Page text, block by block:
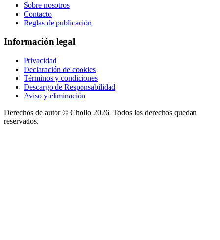
Sobre nosotros
Contacto
Reglas de publicación
Información legal
Privacidad
Declaración de cookies
Términos y condiciones
Descargo de Responsabilidad
Aviso y eliminación
Derechos de autor © Chollo 2026. Todos los derechos quedan
reservados.